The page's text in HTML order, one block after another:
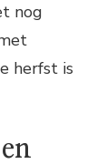
nog
herfst is